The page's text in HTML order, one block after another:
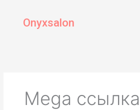
contentOnyxsalon
Mega ссылка